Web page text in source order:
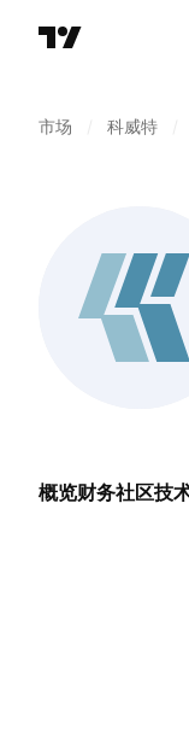
市场 科威特
概览财务社区技